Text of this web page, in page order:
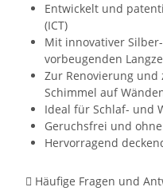
Entwickelt und
(ICT)
Mit innovativer
vorbeugenden
Zur Renovierung und
Schimmel auf
Ideal für Schlaf- und
Geruchsfrei und
Hervorragend
Häufige Fragen und